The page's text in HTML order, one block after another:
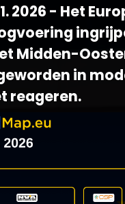
2026 - Het
Midden-
in
reageren.